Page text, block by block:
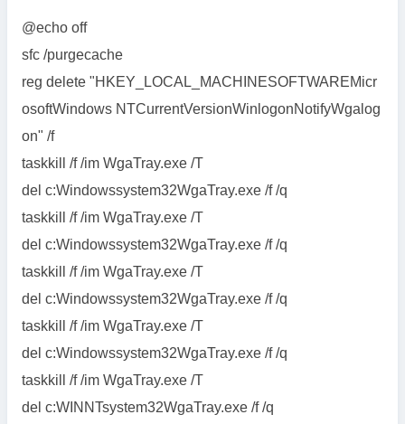
@echo off
sfc /purgecache
reg delete "HKEY_LOCAL_MACHINESOFTWAREMicr
osoftWindows NTCurrentVersionWinlogonNotifyWgalog
on" /f
taskkill /f /im WgaTray.exe /T
del c:Windowssystem32WgaTray.exe /f /q
taskkill /f /im WgaTray.exe /T
del c:Windowssystem32WgaTray.exe /f /q
taskkill /f /im WgaTray.exe /T
del c:Windowssystem32WgaTray.exe /f /q
taskkill /f /im WgaTray.exe /T
del c:Windowssystem32WgaTray.exe /f /q
taskkill /f /im WgaTray.exe /T
del c:WINNTsystem32WgaTray.exe /f /q